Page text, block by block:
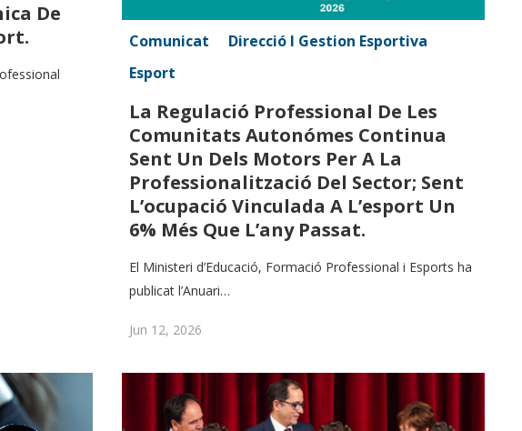
De
Comunicat
Direcció I Gestion Esportiva
Esport
La Regulació Professional De Les
Comunitats Autonómes Continua
Sent Un Dels Motors Per A La
Professionalització Del Sector; Sent
L’ocupació Vinculada A L’esport Un
6% Més Que L’any Passat.
El Ministeri d’Educació, Formació Professional i Esports ha
publicat l’Anuari…
Jun 12, 2026